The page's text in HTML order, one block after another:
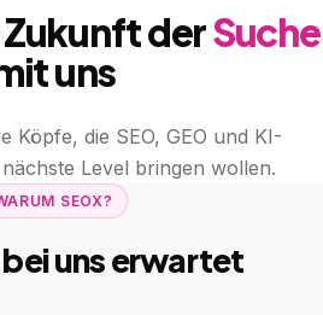
derSuche
uns
Köpfe, die SEO, GEO und KI-
Level bringen wollen.
SEOX?
uns erwartet